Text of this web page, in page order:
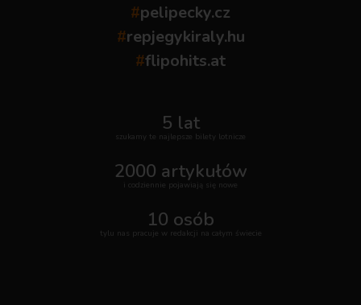
#pelipecky.cz
#repjegykiraly.hu
#flipohits.at
5 lat
szukamy te najlepsze bilety lotnicze
2000 artykułów
i codziennie pojawiają się nowe
10 osób
tylu nas pracuje w redakcji na całym świecie